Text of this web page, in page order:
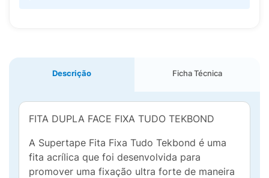
Descrição Ficha Técnica
FITA DUPLA FACE FIXA TUDO TEKBOND
A Supertape Fita Fixa Tudo Tekbond é uma
fita acrílica que foi desenvolvida para
promover uma fixação ultra forte de maneira